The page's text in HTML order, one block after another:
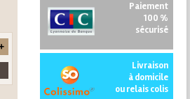
Paiement
100 %
sécurisé
Livraison
à domicile
ou relais colis